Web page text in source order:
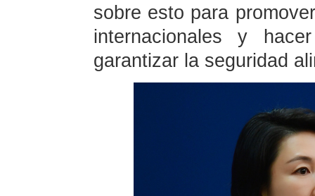
sobre esto para
internacionales y
garantizar la seguridad